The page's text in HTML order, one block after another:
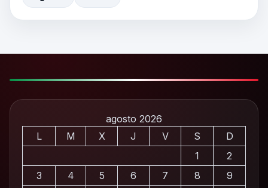
agosto 2026
L
M X J V S
D
1
2
3
4 5 6 7 8
9